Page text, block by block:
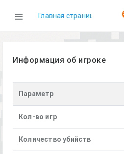
Главная страница
Информация об игроке
Параметр
Кол-во игр
Количество убийств